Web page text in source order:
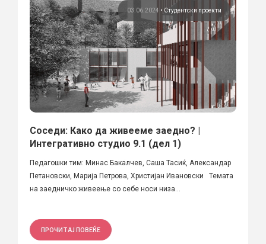
03.06.2024 • Студентски проекти
Соседи: Како да живееме заедно? |
Интегративно студио 9.1 (дел 1)
Педагошки тим: Минас Бакалчев, Саша Тасиќ, Александар
Петановски, Марија Петрова, Христијан Ивановски Темата
на заедничко живеење со себе носи низа...
ПРОЧИТАЈ ПОВЕЌЕ